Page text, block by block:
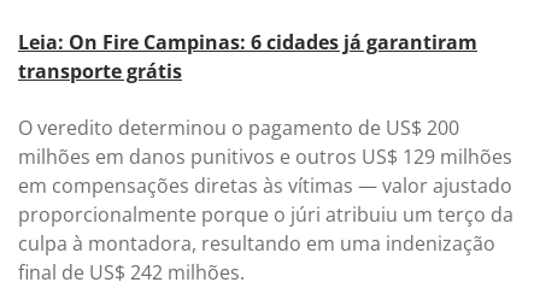
Leia: On Fire Campinas: 6 cidades já garantiram
transporte grátis
O veredito determinou o pagamento de US$ 200
milhões em danos punitivos e outros US$ 129 milhões
em compensações diretas às vítimas — valor ajustado
proporcionalmente porque o júri atribuiu um terço da
culpa à montadora, resultando em uma indenização
final de US$ 242 milhões.